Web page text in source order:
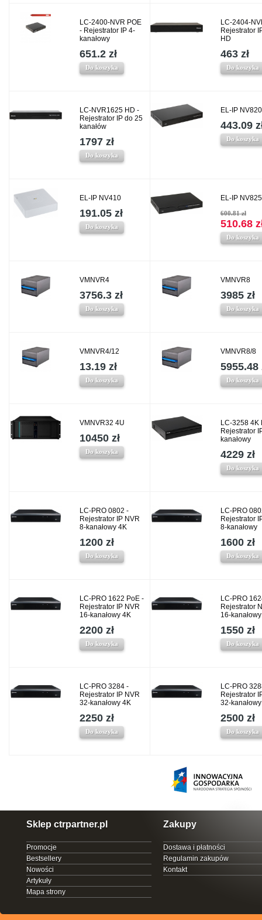
LC-2400-NVR POE
- Rejestrator IP 4-
kanałowy
651.2 zł
Do koszyka
LC-2404-
Rejestrator
HD
463 zł
Do koszyka
LC-NVR1625 HD -
Rejestrator IP do 25
kanałów
1797 zł
Do koszyka
EL-IP NV820
443.09
Do koszyka
EL-IP NV410
191.05 zł
Do koszyka
EL-IP NV825
600.81 zł
510.68
Do koszyka
VMNVR4
3756.3 zł
Do koszyka
VMNVR8
3985 zł
Do koszyka
VMNVR4/12
13.19 zł
Do koszyka
VMNVR8/8
5955.48
Do koszyka
VMNVR32 4U
10450 zł
Do koszyka
LC-3258 4K
Rejestrator
kanałowy
4229 zł
Do koszyka
LC-PRO 0802 -
Rejestrator IP NVR
8-kanałowy 4K
1200 zł
Do koszyka
LC-PRO
Rejestrator
8-kanałowy
1600 zł
Do koszyka
LC-PRO 1622 PoE -
Rejestrator IP NVR
16-kanałowy 4K
2200 zł
Do koszyka
LC-PRO
Rejestrator
16-
1550 zł
Do koszyka
LC-PRO 3284 -
Rejestrator IP NVR
32-kanałowy 4K
2250 zł
Do koszyka
LC-PRO
Rejestrator
32-
2500 zł
Do koszyka
Sklep ctrpartner.pl
Promocje
Bestsellery
Nowości
Artykuły
Mapa strony
Zakupy
Dostawa i płatności
Regulamin zakupów
Kontakt